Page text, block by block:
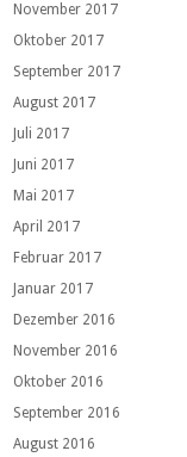
November 2017
Oktober 2017
September 2017
August 2017
Juli 2017
Juni 2017
Mai 2017
April 2017
Februar 2017
Januar 2017
Dezember 2016
November 2016
Oktober 2016
September 2016
August 2016